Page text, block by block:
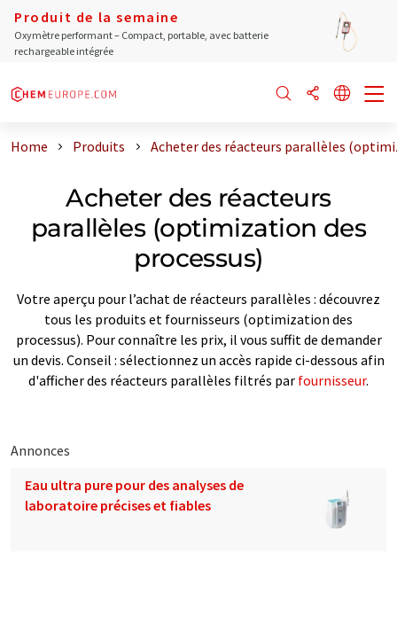
Produit de la semaine
Oxymètre performant – Compact, portable, avec batterie
rechargeable intégrée
Home Produits Acheter des réacteurs parallèles
Acheter des réacteurs
parallèles (optimization des
processus)
Votre aperçu pour l’achat de réacteurs parallèles : découvrez
tous les produits et fournisseurs (optimization des
processus). Pour connaître les prix, il vous suffit de demander
un devis. Conseil : sélectionnez un accès rapide ci-dessous afin
d'afficher des réacteurs parallèles filtrés par fournisseur.
Annonces
Eau ultra pure pour des analyses de
laboratoire précises et fiables